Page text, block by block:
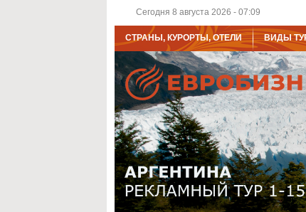
Сегодня 8 августа 2026 - 07:09
СТРАНЫ, КУРОРТЫ, ОТЕЛИ ВИДЫ